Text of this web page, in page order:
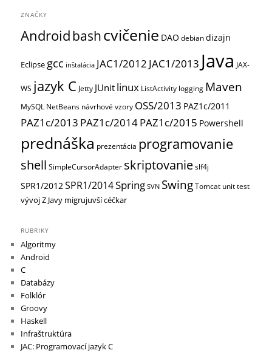
ZNAČKY
Androidbashcvičenie DAO debiandizajn
Eclipse gcc inštalácia JAC1/2012 JAC1/2013 Java JAX-
WS jazyk C Jetty JUnit linux ListActivity logging Maven
MySQL NetBeans návrhové vzory OSS/2013 PAZ1c/2011
PAZ1c/2013 PAZ1c/2014PAZ1c/2015 Powershell
prednáška prezentácia programovanie
shell SimpleCursorAdapter skriptovanieslf4j
SPR1/2012SPR1/2014Spring SVN SwingTomcat unit test
vývojZ Javy migrujuvší céčkar
RUBRIKY
Algoritmy
Android
C
Databázy
Folklór
Groovy
Haskell
Infraštruktúra
JAC: Programovací jazyk C